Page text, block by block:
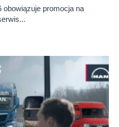
obowiązuje promocja na